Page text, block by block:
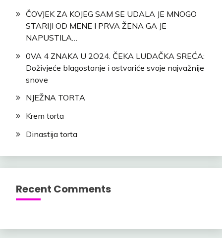
ČOVJEK ZA KOJEG SAM SE UDALA JE MNOGO
STARIJI OD MENE I PRVA ŽENA GA JE
NAPUSTILA…
0VA 4 ZNAKA U 2O24. ČEKA LUDAČKA SREĆA:
Doživjeće blagostanje i ostvariće svoje najvažnije
snove
NJEŽNA TORTA
Krem torta
Dinastija torta
Recent Comments